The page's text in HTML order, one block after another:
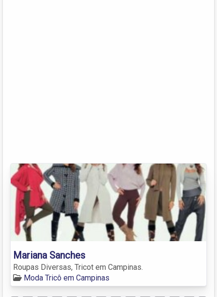
Mariana Sanches
Roupas Diversas, Tricot em Campinas.
Moda Tricô em Campinas